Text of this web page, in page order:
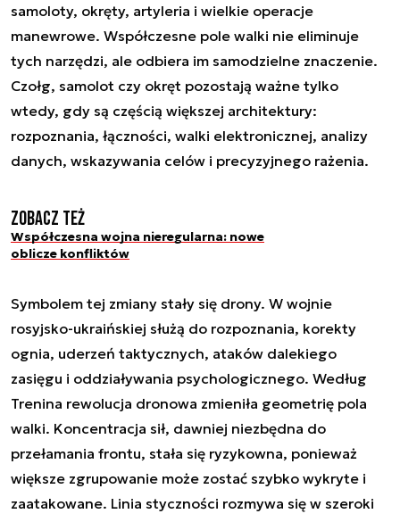
samoloty, okręty, artyleria i wielkie operacje
manewrowe. Współczesne pole walki nie eliminuje
tych narzędzi, ale odbiera im samodzielne znaczenie.
Czołg, samolot czy okręt pozostają ważne tylko
wtedy, gdy są częścią większej architektury:
rozpoznania, łączności, walki elektronicznej, analizy
danych, wskazywania celów i precyzyjnego rażenia.
Zobacz też
Współczesna wojna nieregularna: nowe
oblicze konfliktów
Symbolem tej zmiany stały się drony. W wojnie
rosyjsko-ukraińskiej służą do rozpoznania, korekty
ognia, uderzeń taktycznych, ataków dalekiego
zasięgu i oddziaływania psychologicznego. Według
Trenina rewolucja dronowa zmieniła geometrię pola
walki. Koncentracja sił, dawniej niezbędna do
przełamania frontu, stała się ryzykowna, ponieważ
większe zgrupowanie może zostać szybko wykryte i
zaatakowane. Linia styczności rozmywa się w szeroki